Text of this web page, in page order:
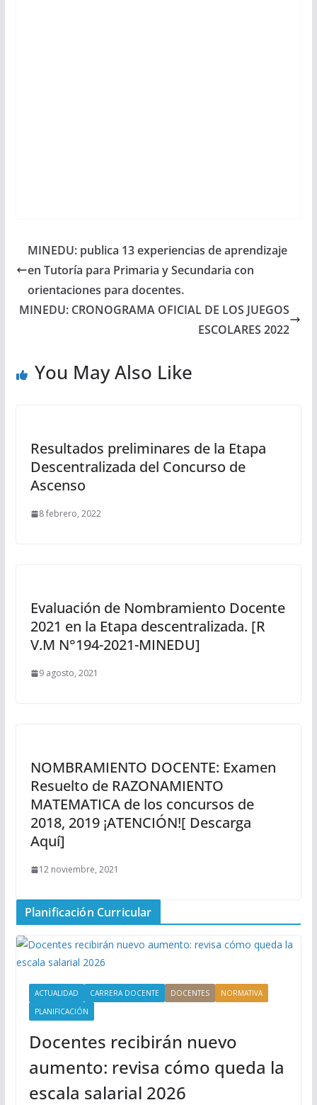
MINEDU: publica 13 experiencias de aprendizaje
en Tutoría para Primaria y Secundaria con
orientaciones para docentes.
MINEDU: CRONOGRAMA OFICIAL DE LOS JUEGOS
ESCOLARES 2022
You May Also Like
Resultados preliminares de la Etapa
Descentralizada del Concurso de
Ascenso
8 febrero, 2022
Evaluación de Nombramiento Docente
2021 en la Etapa descentralizada. [R
V.M N°194-2021-MINEDU]
9 agosto, 2021
NOMBRAMIENTO DOCENTE: Examen
Resuelto de RAZONAMIENTO
MATEMATICA de los concursos de
2018, 2019 ¡ATENCIÓN![ Descarga
Aquí]
12 noviembre, 2021
Planificación Curricular
ACTUALIDAD CARRERA DOCENTE DOCENTES
NORMATIVA
PLANIFICACIÓN
Docentes recibirán nuevo
aumento: revisa cómo queda la
escala salarial 2026